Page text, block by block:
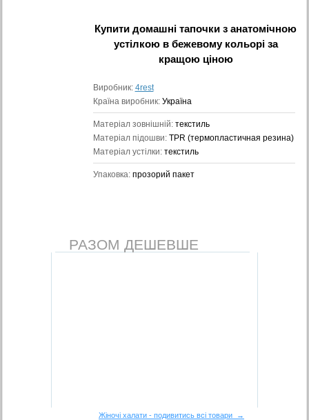
Купитидомашні тапочки з анатомічною
устілкою в бежевому кольоріза
кращою ціною
Виробник: 4rest
Країна виробник: Україна
Матеріал зовнішній: текстиль
Матеріал підошви: TPR (термопластичная резина)
Матеріал устілки: текстиль
Упаковка: прозорий пакет
РАЗОМ ДЕШЕВШЕ
Жіночі халати - подивитись всі товари →